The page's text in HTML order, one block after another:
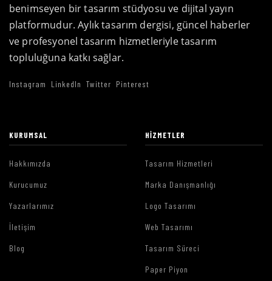
benimseyen bir tasarım stüdyosu ve dijital yayın
platformudur. Aylık tasarım dergisi, güncel haberler
ve profesyonel tasarım hizmetleriyle tasarım
topluluğuna katkı sağlar.
Instagram LinkedIn Twitter Pinterest
KURUMSAL
Hakkımızda
Kurucumuz
Yazarlarımız
İletişim
Blog
HIZMETLER
Tasarım Hizmetleri
Marka Danışmanlığı
Logo Tasarımı
Web Tasarımı
Tasarım Süreci
Paper Piyon